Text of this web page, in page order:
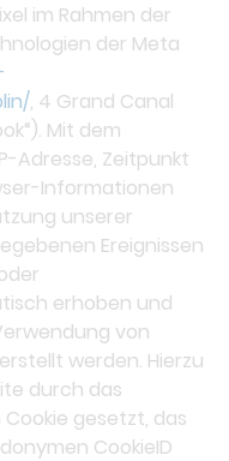
im Rahmen der
der Meta
, 4 Grand Canal
Mit dem
Adresse, Zeitpunkt
Informationen
unserer
Ereignissen
erhoben und
von
werden. Hierzu
durch das
gesetzt, das
CookieID